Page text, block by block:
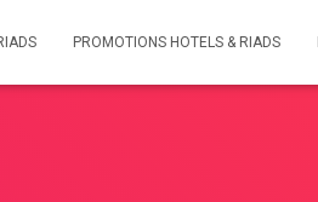
PROMOTIONS HOTELS & RIADS